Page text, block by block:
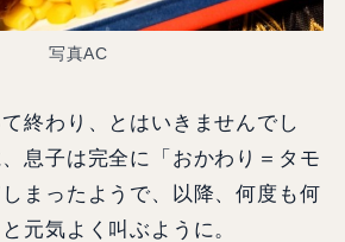
写真AC
終わり、とはいきませんでし
息子は完全に「おかわり＝タモ
まったようで、以降、何度も何
元気よく叫ぶように。